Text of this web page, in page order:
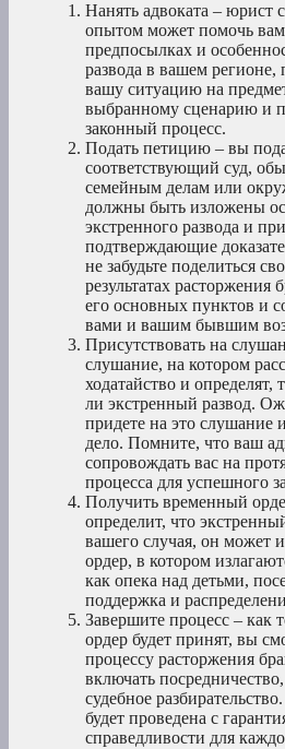
Нанять адвоката – юрист
опытом может помочь вам
предпосылках и
развода в вашем регионе,
вашу ситуацию на
выбранному сценарию и
законный процесс.
Подать петицию – вы
соответствующий суд,
семейным делам или
должны быть изложены
экстренного развода и
подтверждающие
не забудьте поделиться
результатах расторжения
его основных пунктов и
вами и вашим бывшим
Присутствовать на
слушание, на котором
ходатайство и определят,
ли экстренный развод.
придете на это слушание
дело. Помните, что ваш
сопровождать вас на
процесса для успешного
Получить временный
определит, что
вашего случая, он может
ордер, в котором
как опека над детьми,
поддержка и
Завершите процесс – как
ордер будет принят, вы
процессу расторжения
включать
судебное
будет проведена с
справедливости для